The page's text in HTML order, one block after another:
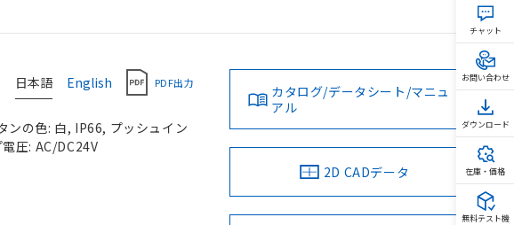
日本語 English PDF出力
ンの色: 白, IP66, プッシュイン
圧: AC/DC24V
カタログ/データシート/マニュ
アル
2D CADデータ
チャット
お問い合わせ
ダウンロード
在庫・価格
無料テスト機